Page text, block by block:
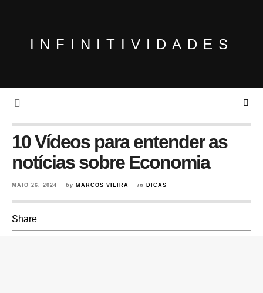
INFINITIVIDADES
10 Vídeos para entender as
notícias sobre Economia
MAIO 26, 2024 by MARCOS VIEIRA in DICAS
Share